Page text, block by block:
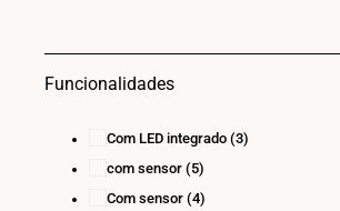
Funcionalidades
Com LED integrado (3)
com sensor (5)
Com sensor (4)